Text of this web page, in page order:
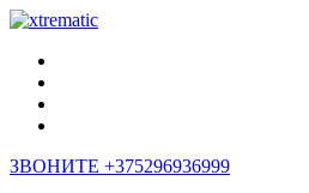
ЗВОНИТЕ +375296936999